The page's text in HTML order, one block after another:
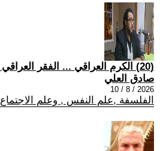
(20) الكرم العراقي ... الفقر العراقي !.
صادق العلي
2026 / 8 / 10
الفلسفة ,علم النفس , وعلم الاجتماع